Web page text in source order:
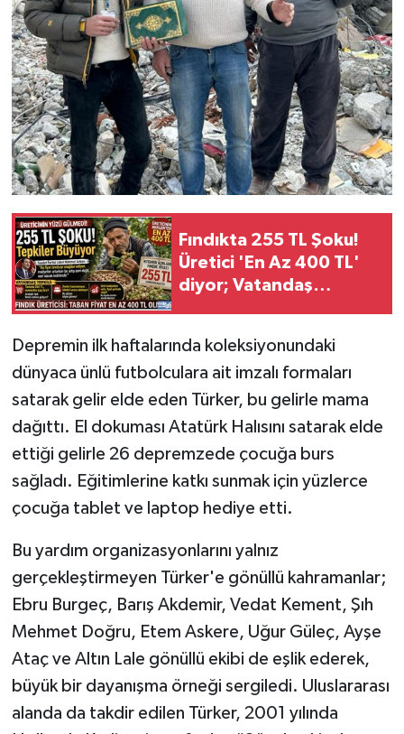
Fındıkta 255 TL Şoku!
Üretici 'En Az 400 TL'
diyor; Vatandaş
Depremin ilk haftalarında koleksiyonundaki
dünyaca ünlü futbolculara ait imzalı formaları
satarak gelir elde eden Türker, bu gelirle mama
dağıttı. El dokuması Atatürk Halısını satarak elde
ettiği gelirle 26 depremzede çocuğa burs
sağladı. Eğitimlerine katkı sunmak için yüzlerce
çocuğa tablet ve laptop hediye etti.
Bu yardım organizasyonlarını yalnız
gerçekleştirmeyen Türker'e gönüllü kahramanlar;
Ebru Burgeç, Barış Akdemir, Vedat Kement, Şıh
Mehmet Doğru, Etem Askere, Uğur Güleç, Ayşe
Ataç ve Altın Lale gönüllü ekibi de eşlik ederek,
büyük bir dayanışma örneği sergiledi. Uluslararası
alanda da takdir edilen Türker, 2001 yılında